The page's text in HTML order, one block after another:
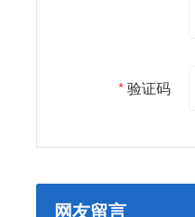
效
注、
头，
*验证码
网友留言